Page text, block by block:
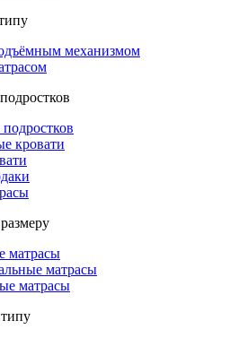
механизмом
кровати
матрасы
матрасы
матрасы